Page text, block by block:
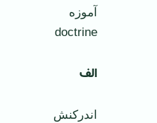
آموزه
doctrine
الف
اندرکنش